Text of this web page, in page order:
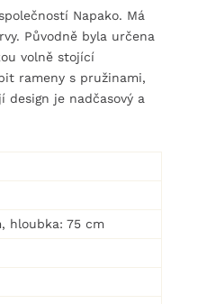
Napako. Má
Původně byla určena
volně stojící
rameny s pružinami,
je nadčasový a
hloubka: 75 cm